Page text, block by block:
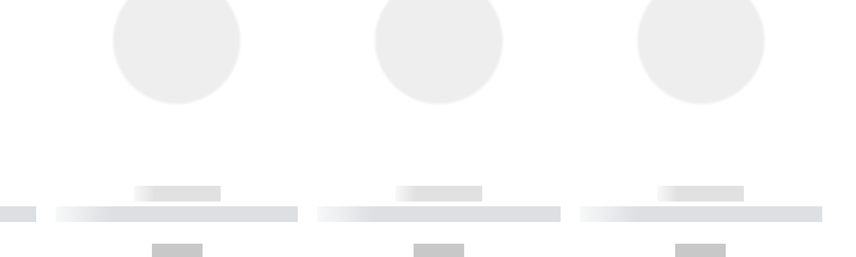
------------
----------- ----------- ----------
------------
----------- ----------- ----------
------------
----------- ----------- ----------